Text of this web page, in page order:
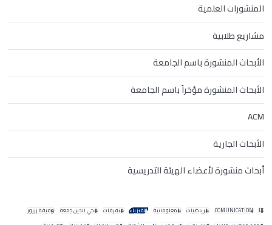
المنشورات العلمية
مشاريع طلابية
الأبحاث المنشورة باسم الجامعة
الأبحاث المنشورة مؤخراً باسم الجامعة
ACM
الأبحاث الجارية
أبحاث منشورة لأعضاء الهيئة التدريسية
IT
COMUNICATION الرياضيات المعلوماتية الفيزياء متفرقات محي الدين جمعة وفيقة زرزور